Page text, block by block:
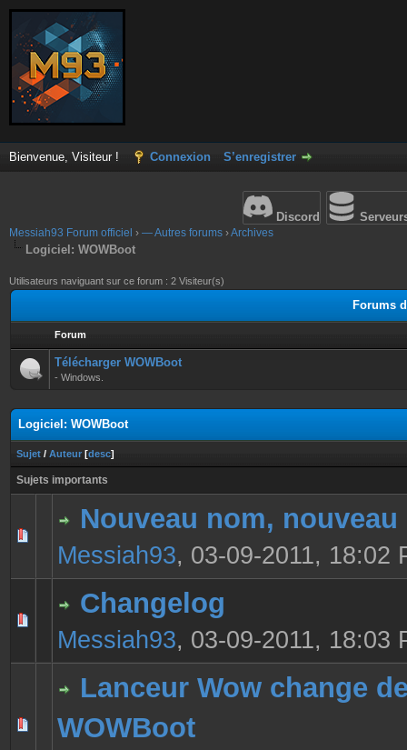
Bienvenue, Visiteur ! Connexion S’enregistrer
Discord
Messiah93 Forum officiel › — Autres forums ›Archives
Logiciel: WOWBoot
Utilisateurs naviguant sur ce forum : 2 Visiteur(s)
Forums
Forum
Télécharger WOWBoot
- Windows.
Logiciel: WOWBoot
Sujet / Auteur [desc]
Sujets importants
Nouveau nom, nouveau
Messiah93, 03-09-2011, 18:02
Changelog
Messiah93, 03-09-2011, 18:03
0 Votes - 0 sur 5 en moyenne
345
Lanceur Wow change
WOWBoot
0 Votes - 0 sur 5 en moyenne
1